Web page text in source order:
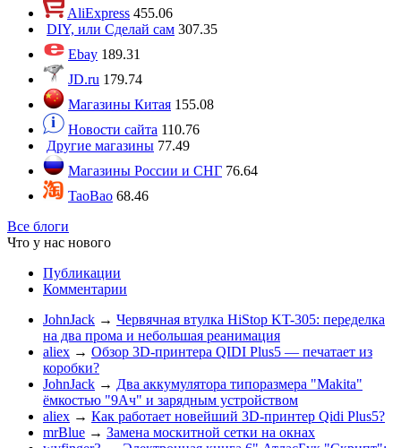
AliExpress 455.06
DIY, или Сделай сам 307.35
Ebay 189.31
JD.ru 179.74
Магазины Китая 155.08
Новости сайта 110.76
Другие магазины 77.49
Магазины России и СНГ 76.64
TaoBao 68.46
Все блоги
Что у нас нового
Публикации
Комментарии
JohnJack → Червячная втулка HiStop KT-305: переделка
на два прома и небольшая реанимация
aliex → Обзор 3D-принтера QIDI Plus5 — печатает из
коробки?
JohnJack → Два аккумулятора типоразмера "Makita"
ёмкостью "9Ач" и зарядным устройством
aliex → Как работает новейший 3D-принтер Qidi Plus5?
mrBlue → Замена москитной сетки на окнах